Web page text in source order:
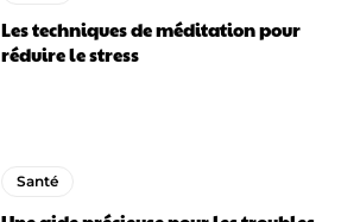
Les techniques de méditation pour
réduire le stress
Santé